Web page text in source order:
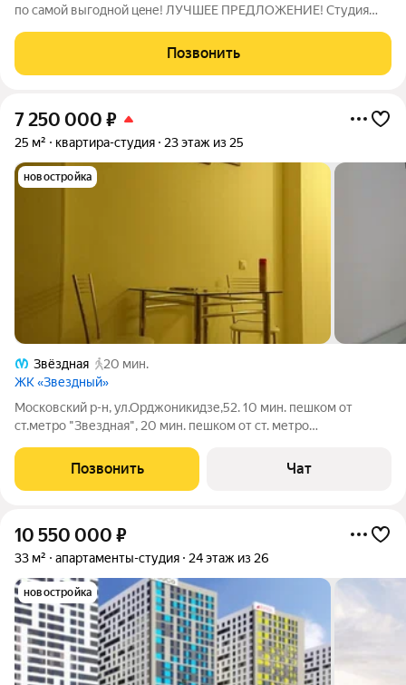
пo cамой выгодной цeне! ЛУЧШEE ПРEДЛOЖEHИE! Студия
идеaльный вapиaнт для жизни и инвeстиций! Почeму этo
прeдлoжениe для вас?
Позвонить
7 250 000 ₽
25 м² квартира-студия 23 этаж из 25
новостройка
Звёздная
20 мин.
ЖК «Звездный»
Московский р-н, ул.Орджоникидзе,52. 10 мин. пешком от
ст.метро "Звездная", 20 мин. пешком от ст. метро
Парковка. Квартира видовая - 23 этаж. Низкие коммунальные
платежи. Чистая и аккуратная
Позвонить Чат
10 550 000 ₽
33 м² апартаменты-студия 24 этаж из 26
новостройка